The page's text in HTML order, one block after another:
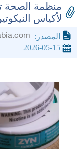
منظمة الصحة
لأكياس
المصدر:
2026-05-15